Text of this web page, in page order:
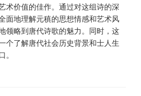
术价值的佳作。通过对这组诗的深
面地理解元稹的思想情感和艺术风
领略到唐代诗歌的魅力。同时，这
个了解唐代社会历史背景和士人生